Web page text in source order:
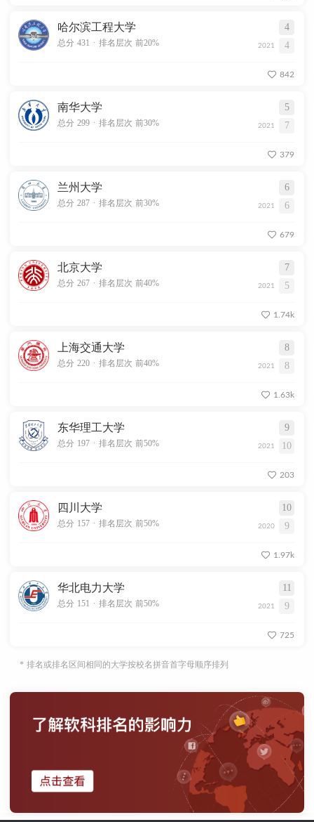
哈尔滨工程大学 4
总分 431 . 排名层次 前20% 2021 4
842
南华大学 5
总分 299 . 排名层次 前30% 2021 7
379
兰州大学 6
总分 287 . 排名层次 前30% 2021 6
679
北京大学 7
总分 267 . 排名层次 前40% 2021 5
1.74k
上海交通大学 8
总分 220 . 排名层次 前40% 2021 8
1.63k
东华理工大学 9
总分 197 . 排名层次 前50% 2021 10
203
四川大学 10
总分 157 . 排名层次 前50% 2020 9
1.97k
华北电力大学 11
总分 151 . 排名层次 前50% 2021 9
725
* 排名或排名区间相同的大学按校名拼音首字母顺序排列